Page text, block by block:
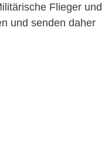
Flieger und
und senden daher